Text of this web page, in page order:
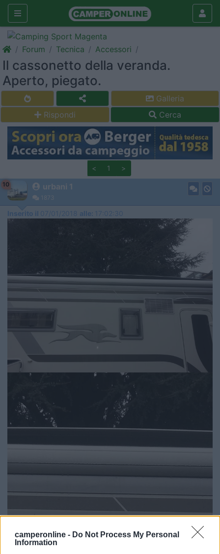
camperonline - Do Not Process My Personal
Information
Forum Tecnica Accessori
Il cassonetto della veranda.
Aperto, piegato.
Galleria
Rispondi
Cerca
< 1 >
10 urbani 1
1873
Inserito il 07/01/2018 alle: 17:02:30
Non capisco. A un certo punto ho guardato in alto e l'ho vista